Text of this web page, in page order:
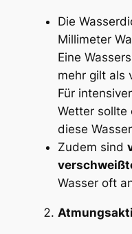
Die
Millimeter
Eine
mehr gilt als
Für
Wetter sollte
diese
Zudem sind
Wasser oft